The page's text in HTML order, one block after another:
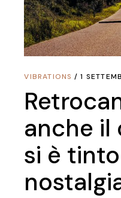
VIBRATIONS 1
anche il
si è